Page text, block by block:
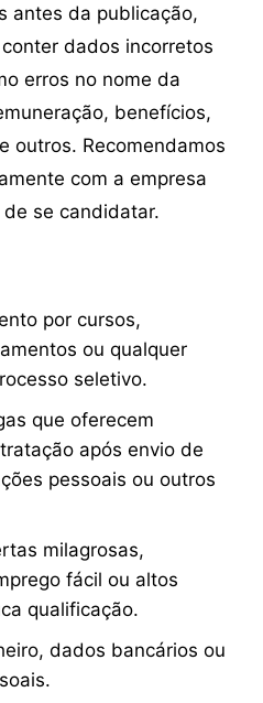
antes da publicação,
dados incorretos
erros no nome da
benefícios,
outros. Recomendamos
com a empresa
se candidatar.
por cursos,
ou qualquer
seletivo.
que oferecem
após envio de
pessoais ou outros
milagrosas,
fácil ou altos
qualificação.
dados bancários ou